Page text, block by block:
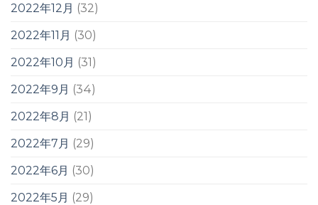
2022年12月 (32)
2022年11月 (30)
2022年10月 (31)
2022年9月 (34)
2022年8月 (21)
2022年7月 (29)
2022年6月 (30)
2022年5月 (29)